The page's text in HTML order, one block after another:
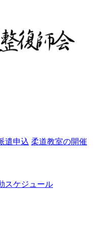
遣申込 柔道教室の開催
スケジュール